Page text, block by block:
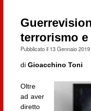
terrorismo
Pubblicato il 13 Gennaio 2019
di Gioacchino Toni
Oltre
ad aver
diretto